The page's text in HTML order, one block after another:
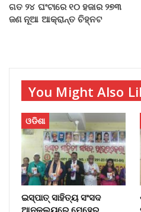
ଗତ ୨୪ ଘଂଟାରେ ୧୦ ହଜାର ୨୭୩
ଜଣ ନୂଆ ଆକ୍ରାନ୍ତ ଚିହ୍ନଟ
You Might Also
ଓଡିଶା
ଇସ୍ପାତ୍ ସାହିତ୍ୟ ସଂସଦ